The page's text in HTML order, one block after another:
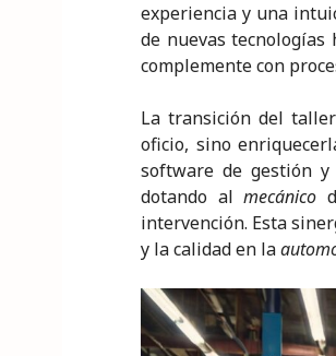
experiencia y una
de nuevas
complemente con
La transición del
oficio, sino
software de gestión
dotando almecánico
intervención. Esta
y la calidad en la